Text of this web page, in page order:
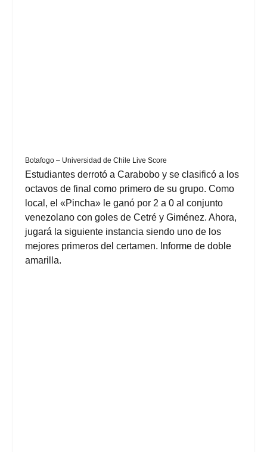
Botafogo – Universidad de Chile Live Score
Estudiantes derrotó a Carabobo y se clasificó a los
octavos de final como primero de su grupo. Como
local, el «Pincha» le ganó por 2 a 0 al conjunto
venezolano con goles de Cetré y Giménez. Ahora,
jugará la siguiente instancia siendo uno de los
mejores primeros del certamen. Informe dedoble
amarilla.